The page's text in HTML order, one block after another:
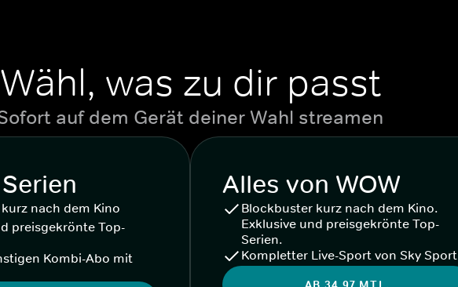
Wähl, was zu dir passt
auf dem Gerät deiner Wahl streamen
nach dem Kino
preisgekrönte Top-
Kombi-Abo mit
Alles von WOW
Blockbuster kurz nach dem Kino.
Exklusive und preisgekrönte Top-
Serien.
Kompletter Live-Sport von Sky Sport